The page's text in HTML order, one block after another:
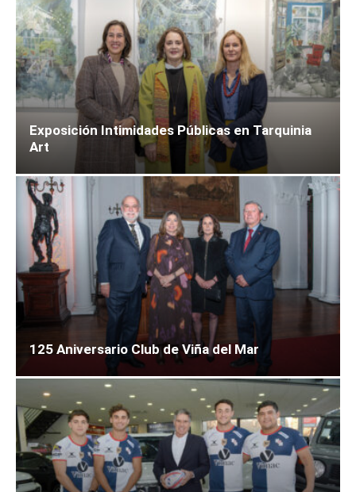
Exposición Intimidades Públicas en Tarquinia
Art
125 Aniversario Club de Viña del Mar